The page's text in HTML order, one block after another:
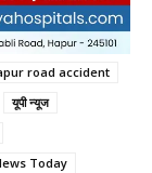
road accident
यूपी न्यूज
Today